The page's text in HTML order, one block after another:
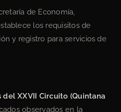
de Economía,
los requisitos de
y registro para servicios de
XXVII Circuito (Quintana
observados en la